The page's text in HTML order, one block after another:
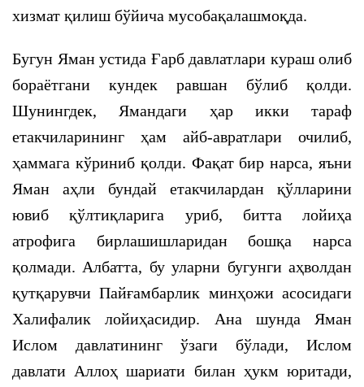
хизмат қилиш бўйича мусобақалашмоқда.
Бугун Яман устида Ғарб давлатлари кураш олиб
бораётгани кундек равшан бўлиб қолди.
Шунингдек, Ямандаги ҳар икки тараф
етакчиларининг ҳам айб-авратлари очилиб,
ҳаммага кўриниб қолди. Фақат бир нарса, яъни
Яман аҳли бундай етакчилардан қўлларини
ювиб қўлтиқларига уриб, битта лойиҳа
атрофига бирлашишларидан бошқа нарса
қолмади. Албатта, бу уларни бугунги аҳволдан
қутқарувчи Пайғамбарлик минҳожи асосидаги
Халифалик лойиҳасидир. Ана шунда Яман
Ислом давлатининг ўзаги бўлади, Ислом
давлати Аллоҳ шариати билан ҳукм юритади,